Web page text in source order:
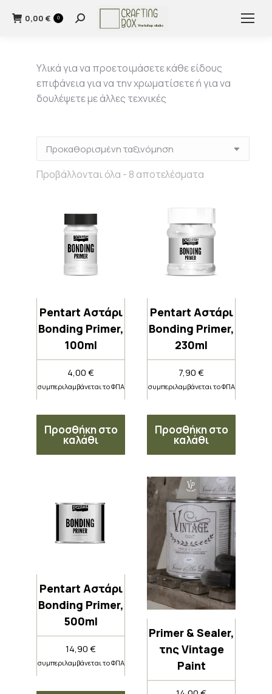
0,00 € 0 Search:
Υλικά για να προετοιμάσετε κάθε είδους
επιφάνεια για να την χρωματίσετε ή για να
δουλέψετε με άλλες τεχνικές
Προβάλλονται όλα - 8 αποτελέσματα
Pentart Αστάρι
Bonding Primer,
100ml
4,00€
συμπεριλαμβάνεται το ΦΠΑ
Προσθήκη στο
καλάθι
Pentart Αστάρι
Bonding Primer,
230ml
7,90€
συμπεριλαμβάνεται το ΦΠΑ
Προσθήκη στο
καλάθι
Pentart Αστάρι
Bonding Primer,
500ml
14,90€
συμπεριλαμβάνεται το ΦΠΑ
Primer & Sealer,
της Vintage
Paint